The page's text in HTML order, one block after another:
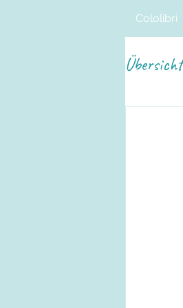
Cololibri
Übersicht